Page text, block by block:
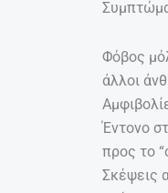
Φόβος
άλλοι
Έντονο
προς το
Σκέψεις